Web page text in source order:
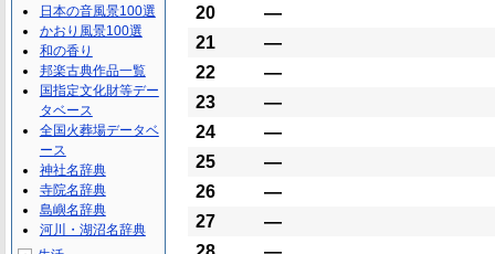
20
―
21
―
22
―
23
―
24
―
25
―
26
―
27
―
日本の音風景100選
かおり風景100選
和の香り
邦楽古典作品一覧
国指定文化財等デー
タベース
全国火葬場データベ
ース
神社名辞典
寺院名辞典
島嶼名辞典
河川・湖沼名辞典